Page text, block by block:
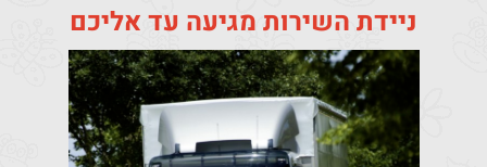
ניידת השירות מגיעה עד אליכם